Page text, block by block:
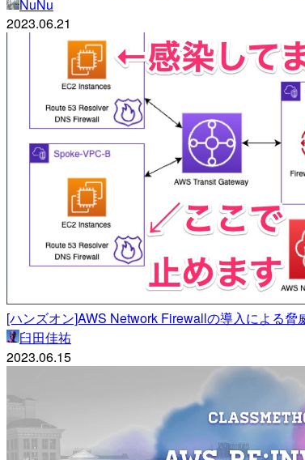
NuNu
2023.06.21
[ハンズオン]AWS Network Firewallの導入による
臼田佳祐
2023.06.15